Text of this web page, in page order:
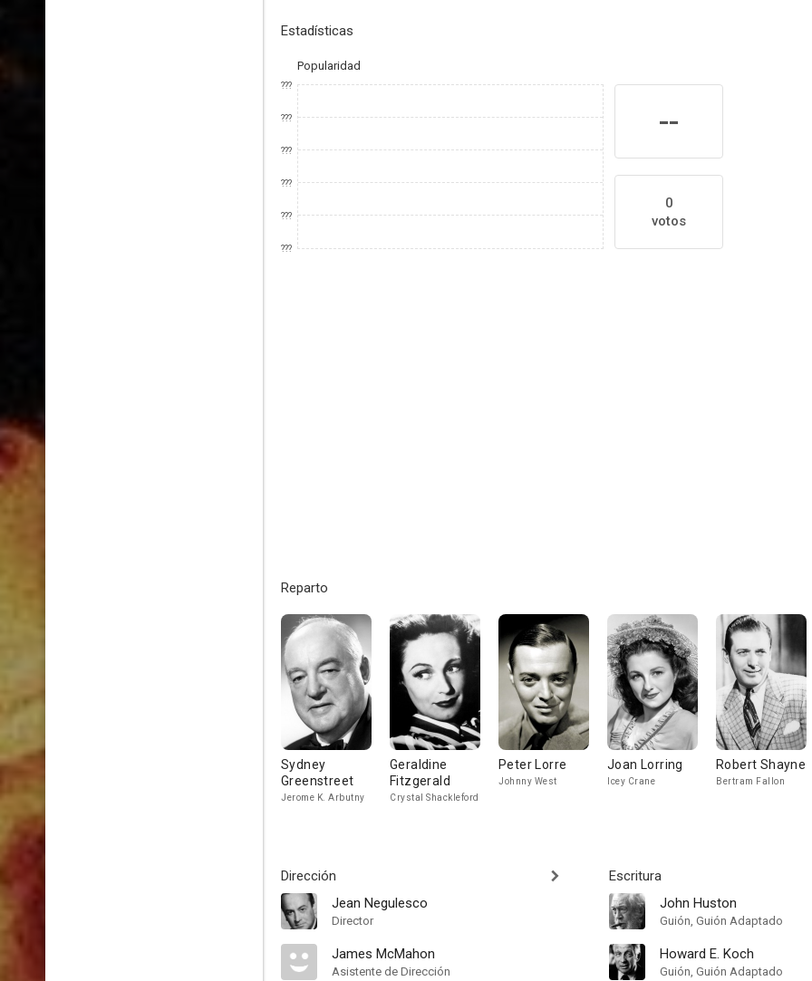
Estadísticas
Popularidad
???
???
???
???
???
???
--
0
votos
Reparto
Sydney
Greenstreet
Jerome K. Arbutny
Geraldine
Fitzgerald
Crystal Shackleford
Peter Lorre
Johnny West
Joan Lorring
Icey Crane
Robert Shayne
Bertram Fallon
Dirección
Jean Negulesco
Director
James McMahon
Asistente de Dirección
Escritura
John Huston
Guión, Guión Adaptado
Howard E. Koch
Guión, Guión Adaptado